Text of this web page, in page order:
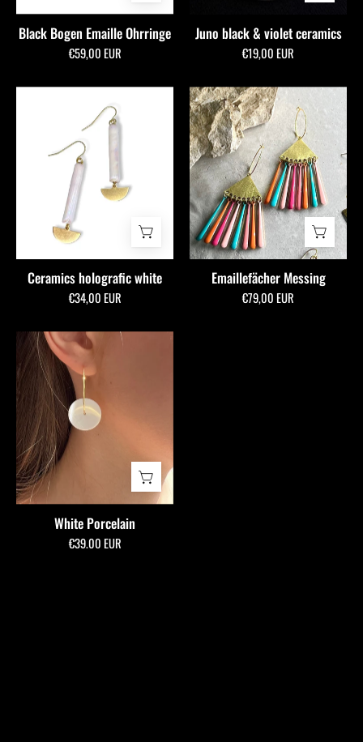
Black Bogen Emaille Ohrringe
€59,00 EUR
Juno black & violet ceramics
€19,00 EUR
holografic
allmymillionmoons
Ceramics holografic white
€34,00 EUR
Emaillefächer
Messing
Emaillefächer Messing
€79,00 EUR
White
White Porcelain
€39,00 EUR